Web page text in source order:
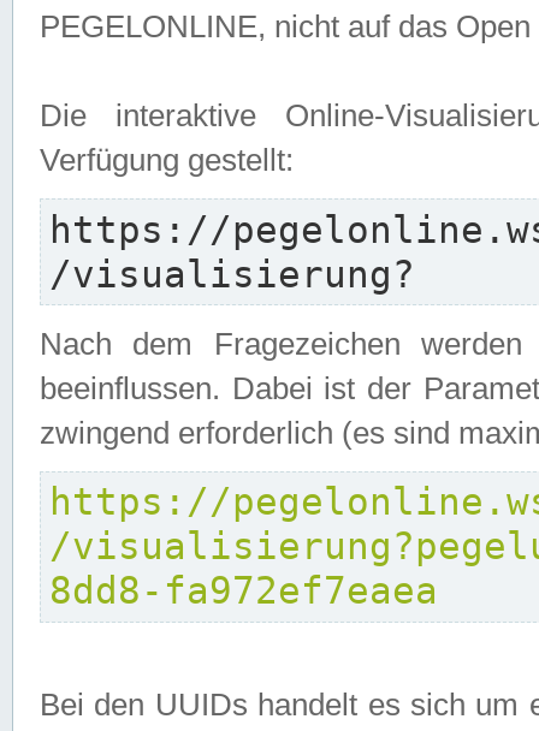
PEGELONLINE, nicht auf das
Die interaktive Online-
Verfügung gestellt:
https://
/visualisierung?
Nach dem Fragezeichen
beeinflussen. Dabei ist der
zwingend erforderlich (es sind
https://
/
8dd8-fa972ef7eaea
Bei den UUIDs handelt es sich um